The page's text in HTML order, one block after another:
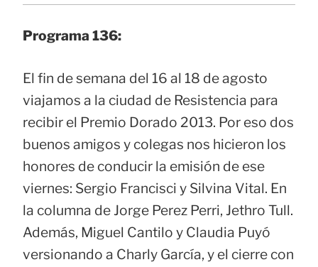
Programa 136:
El fin de semana del 16 al 18 de agosto
viajamos a la ciudad de Resistencia para
recibir el Premio Dorado 2013. Por eso dos
buenos amigos y colegas nos hicieron los
honores de conducir la emisión de ese
viernes: Sergio Francisci y Silvina Vital. En
la columna de Jorge Perez Perri, Jethro Tull.
Además, Miguel Cantilo y Claudia Puyó
versionando a Charly García, y el cierre con